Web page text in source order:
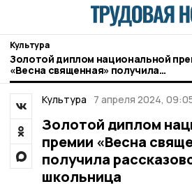
Культура
Золотой диплом национальной
«Весна священная» получила
рассказовская школьница
Культура
7 апреля 2024,
Золотой диплом
премии «Весна
получила
школьница